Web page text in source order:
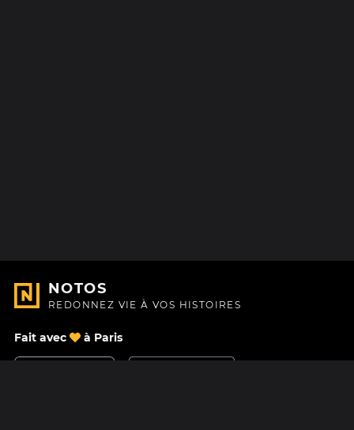
NOTOS
REDONNEZ VIE À VOS HISTOIRES
Fait avec à Paris